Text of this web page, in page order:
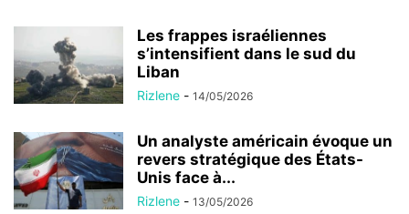
Les frappes israéliennes
s’intensifient dans le sud du
Liban
Rizlene - 14/05/2026
Un analyste américain évoque un
revers stratégique des États-
Unis face à...
Rizlene - 13/05/2026